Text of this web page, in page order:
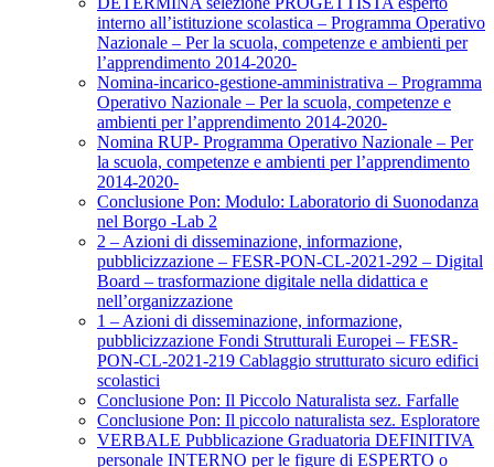
interno all’istituzione scolastica – Programma Operativo
Nazionale – Per la scuola, competenze e ambienti per
l’apprendimento 2014-2020-
Nomina-incarico-gestione-amministrativa – Programma
Operativo Nazionale – Per la scuola, competenze e
ambienti per l’apprendimento 2014-2020-
Nomina RUP- Programma Operativo Nazionale – Per
la scuola, competenze e ambienti per l’apprendimento
2014-2020-
Conclusione Pon: Modulo: Laboratorio di Suonodanza
nel Borgo -Lab 2
2 – Azioni di disseminazione, informazione,
pubblicizzazione – FESR-PON-CL-2021-292 – Digital
Board – trasformazione digitale nella didattica e
nell’organizzazione
1 – Azioni di disseminazione, informazione,
pubblicizzazione Fondi Strutturali Europei – FESR-
PON-CL-2021-219 Cablaggio strutturato sicuro edifici
scolastici
Conclusione Pon: Il Piccolo Naturalista sez. Farfalle
Conclusione Pon: Il piccolo naturalista sez. Esploratore
VERBALE Pubblicazione Graduatoria DEFINITIVA
personale INTERNO per le figure di ESPERTO o